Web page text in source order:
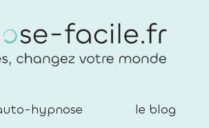
hypnose le blog